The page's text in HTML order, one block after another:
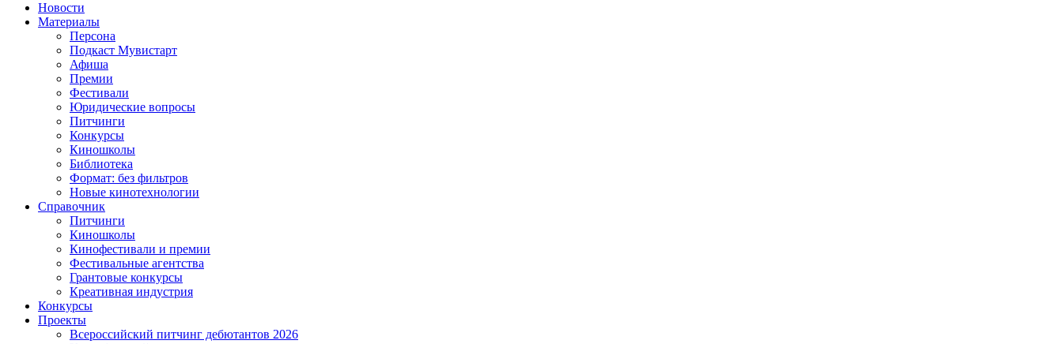
Новости
Материалы
Персона
Подкаст Мувистарт
Афиша
Премии
Фестивали
Юридические вопросы
Питчинги
Конкурсы
Киношколы
Библиотека
Формат: без фильтров
Новые кинотехнологии
Справочник
Питчинги
Киношколы
Кинофестивали и премии
Фестивальные агентства
Грантовые конкурсы
Креативная индустрия
Конкурсы
Проекты
Всероссийский питчинг дебютантов 2026